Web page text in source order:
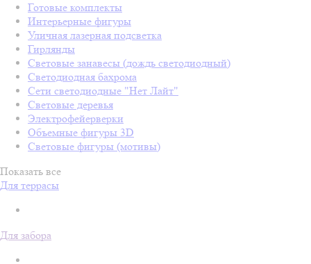
Готовые комплекты
Интерьерные фигуры
Уличная лазерная подсветка
Гирлянды
Световые занавесы (дождь светодиодный)
Светодиодная бахрома
Сети светодиодные "Нет Лайт"
Световые деревья
Электрофейерверки
Объемные фигуры 3D
Световые фигуры (мотивы)
Показать все
Для террасы
Для забора